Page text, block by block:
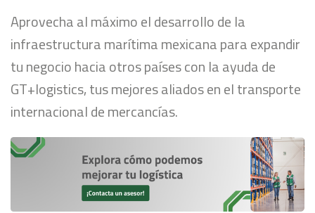
Aprovecha al máximo el desarrollo de la
infraestructura marítima mexicana para expandir
tu negocio hacia otros países con la ayuda de
GT+logistics, tus mejores aliados en el transporte
internacional de mercancías.